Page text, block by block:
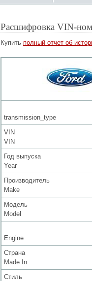
Расшифровка VIN-
Купить полный отчет об
transmission_type
VIN
VIN
Год выпуска
Year
Производитель
Make
Модель
Model
Engine
Страна
Made In
Стиль